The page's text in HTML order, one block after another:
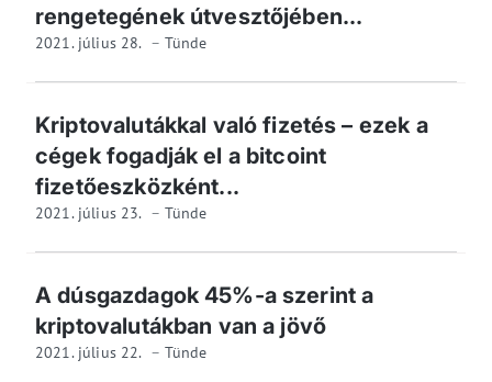
rengetegének útvesztőjében...
2021. július 28. Tünde
Kriptovalutákkal való fizetés – ezek a
cégek fogadják el a bitcoint
fizetőeszközként...
2021. július 23. Tünde
A dúsgazdagok 45%-a szerint a
kriptovalutákban van a jövő
2021. július 22. Tünde